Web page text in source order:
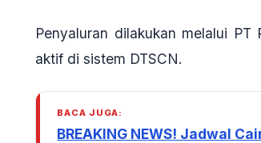
Penyaluran dilakukan melalui
aktif di sistem DTSCN.
BACA JUGA:
BREAKING NEWS! Jadwal